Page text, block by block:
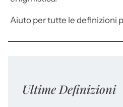
Aiuto per tutte le definizioni
Ultime Definizioni